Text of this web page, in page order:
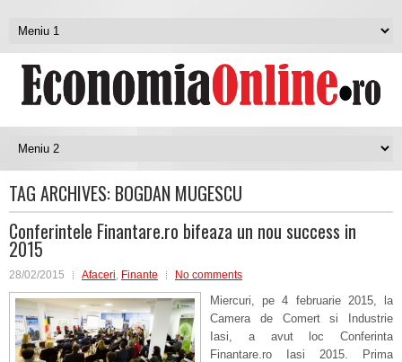
TAG ARCHIVES: BOGDAN MUGESCU
Conferintele Finantare.ro bifeaza un nou success in
2015
28/02/2015 Afaceri, Finante No comments
Miercuri, pe 4 februarie 2015, la
Camera de Comert si Industrie
Iasi, a avut loc Conferinta
Finantare.ro Iasi 2015. Prima